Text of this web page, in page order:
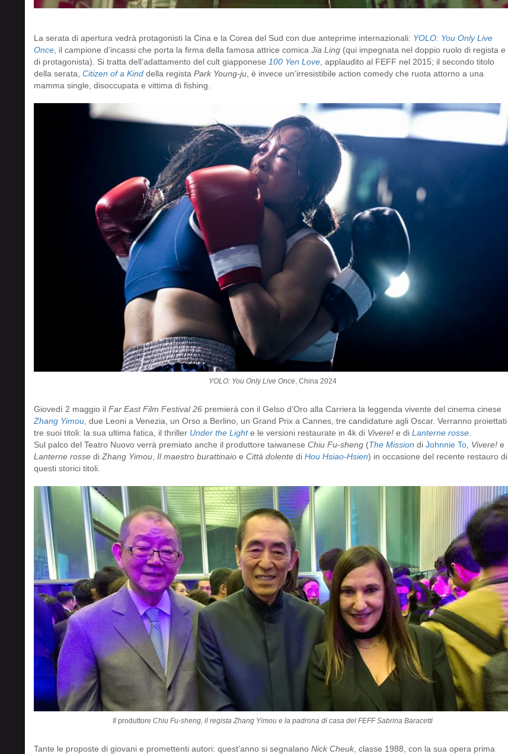
La serata di apertura vedrà protagonisti la Cina e la Corea del Sud con due anteprime internazionali: YOLO: You Only Live
Once , il campione d’incassi che porta la firma della famosa attrice comica Jia Ling (qui impegnata nel doppio ruolo di regista e
di protagonista). Si tratta dell’adattamento del cult giapponese 100 Yen Love , applaudito al FEFF nel 2015; il secondo titolo
della serata, Citizen of a Kind della regista Park Young-ju , è invece un’irresistibile action comedy che ruota attorno a una
mamma single, disoccupata e vittima di fishing.
YOLO: You Only Live Once, China 2024
Giovedì 2 maggio il Far East Film Festival 26 premierà con il Gelso d’Oro alla Carriera la leggenda vivente del cinema cinese
Zhang Yimou , due Leoni a Venezia, un Orso a Berlino, un Grand Prix a Cannes, tre candidature agli Oscar. Verranno proiettati
tre suoi titoli: la sua ultima fatica, il thriller Under the Lighte le versioni restaurate in 4k di Vivere! e di Lanterne rosse
Sul palco del Teatro Nuovo verrà premiato anche il produttore taiwanese Chiu Fu-sheng (The Mission di Johnnie To Vivere! e
Lanterne rosse di Zhang Yimou Il maestro burattinaio e Città dolente di Hou Hsiao-Hsien) in occasione del recente restauro di
questi storici titoli.
Il produttore Chiu Fu-sheng, il regista Zhang Yimou e la padrona di casa del FEFF Sabrina Baracetti
Tante le proposte di giovani e promettenti autori: quest’anno si segnalano Nick Cheuk, classe 1988, con la sua opera prima